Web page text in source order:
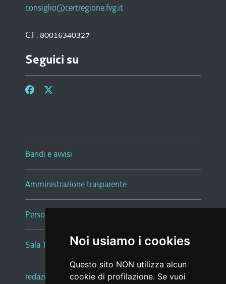
Noi usiamo i cookies
Questo sito NON utilizza alcun
cookie di profilazione. Se vuoi
consiglio@certregione.fvg.it
C.F. 80016340327
Seguici su
Bandi e avvisi
Amministrazione trasparente
Persone e Uffici
Sala Tiziano Tessitori
redazione web |note legali |glossario